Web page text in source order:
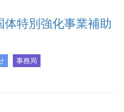
特別強化事業補助
事務局